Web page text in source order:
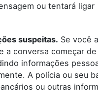
ou tentará ligar
suspeitas. Se você
a conversa começar
informações
A polícia ou seu
ou outras